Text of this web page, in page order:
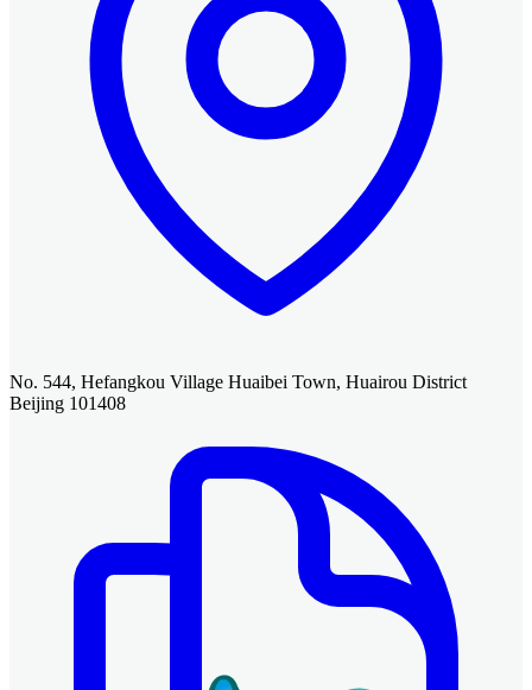
No. 544, Hefangkou Village Huaibei Town, Huairou District
Beijing 101408